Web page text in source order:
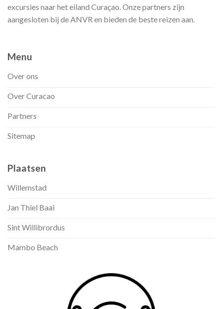
excursies naar het eiland Curaçao. Onze partners zijn
aangesloten bij de ANVR en bieden de beste reizen aan.
Menu
Over ons
Over Curacao
Partners
Sitemap
Plaatsen
Willemstad
Jan Thiel Baai
Sint Willibrordus
Mambo Beach